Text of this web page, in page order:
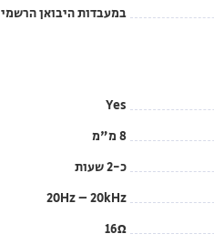
במעבדות היבואן הרשמי
Yes
8 מ"מ
כ-2 שעות
20Hz – 20kHz
16Ω